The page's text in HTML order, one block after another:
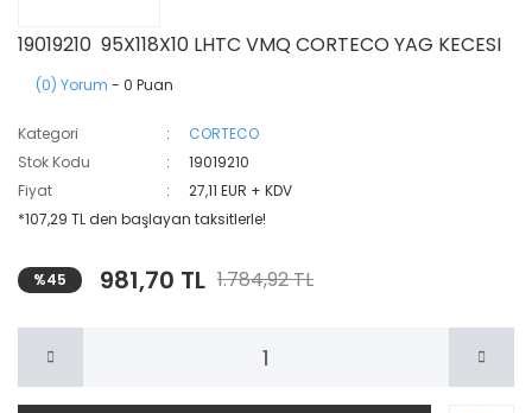
19019210 95X118X10 LHTC VMQ CORTECO YAG KECESI
(0) Yorum - 0 Puan
Kategori
CORTECO
Stok Kodu
19019210
Fiyat
27,11 EUR + KDV
*107,29 TL den başlayan taksitlerle!
%45 981,70 TL 1.784,92 TL